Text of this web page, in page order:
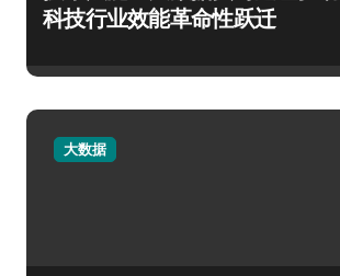
科技行业效能革命性跃迁
大数据